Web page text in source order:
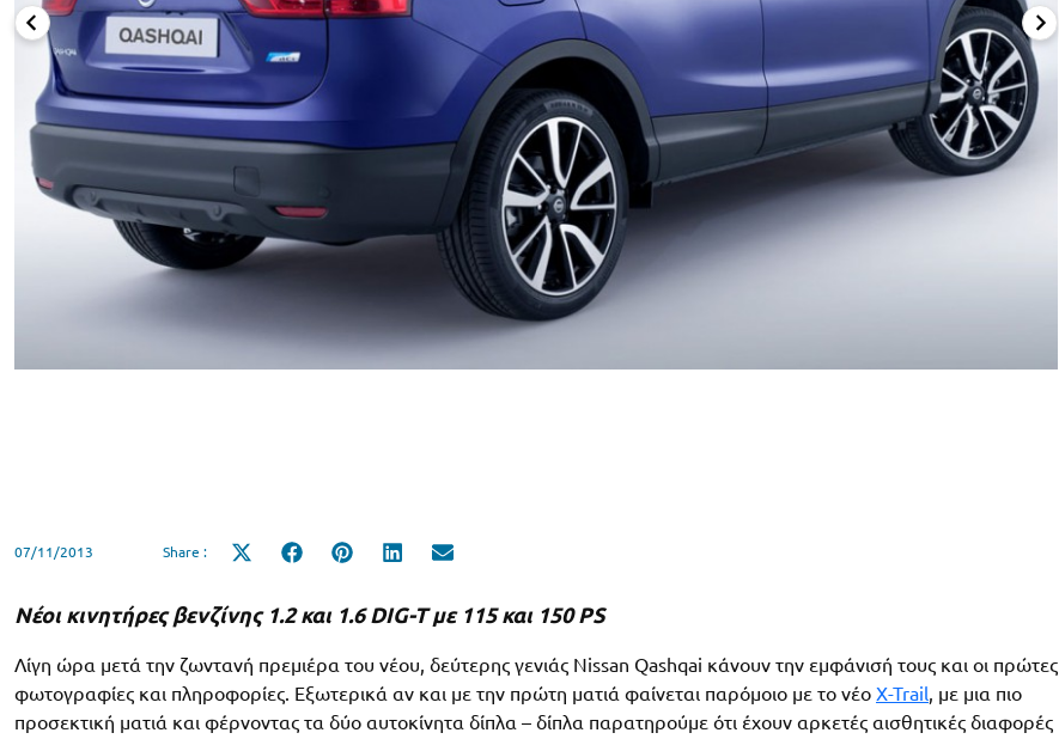
07/11/2013 Share :
Share
Share
Share
Share
Νέοι κινητήρες βενζίνης 1.2 και 1.6 DIG-T με 115 και 150 PS
Λίγη ώρα μετά την ζωντανή πρεμιέρα του νέου, δεύτερης γενιάς Nissan Qashqai κάνουν την εμφάνισή τους και οι πρώτες
φωτογραφίες και πληροφορίες. Εξωτερικά αν και με την πρώτη ματιά φαίνεται παρόμοιο με το νέο X-Trail, με μια πιο
προσεκτική ματιά και φέρνοντας τα δύο αυτοκίνητα δίπλα – δίπλα παρατηρούμε ότι έχουν αρκετές αισθητικές διαφορές